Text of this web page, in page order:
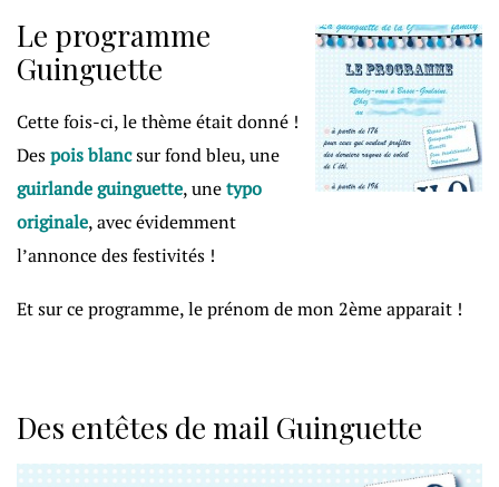
Le programme
Guinguette
Cette fois-ci, le thème était donné !
Despois blancsur fond bleu, une
guirlande guinguette, unetypo
originale, avec évidemment
l’annonce des festivités !
Et sur ce programme, le prénom de mon 2ème apparait !
Des entêtes de mail Guinguette